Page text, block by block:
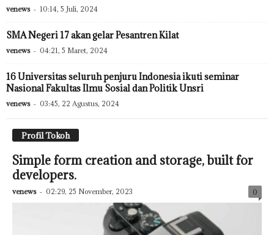
venews - 10:14, 5 Juli, 2024
SMA Negeri 17 akan gelar Pesantren Kilat
venews - 04:21, 5 Maret, 2024
16 Universitas seluruh penjuru Indonesia ikuti seminar
Nasional Fakultas Ilmu Sosial dan Politik Unsri
venews - 03:45, 22 Agustus, 2024
Profil Tokoh
Simple form creation and storage, built for
developers.
venews - 02:29, 25 November, 2023 0